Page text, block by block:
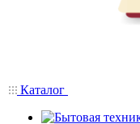
Каталог